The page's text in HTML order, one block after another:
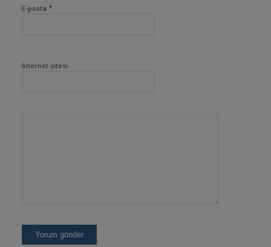
E-posta *
İnternet sitesi